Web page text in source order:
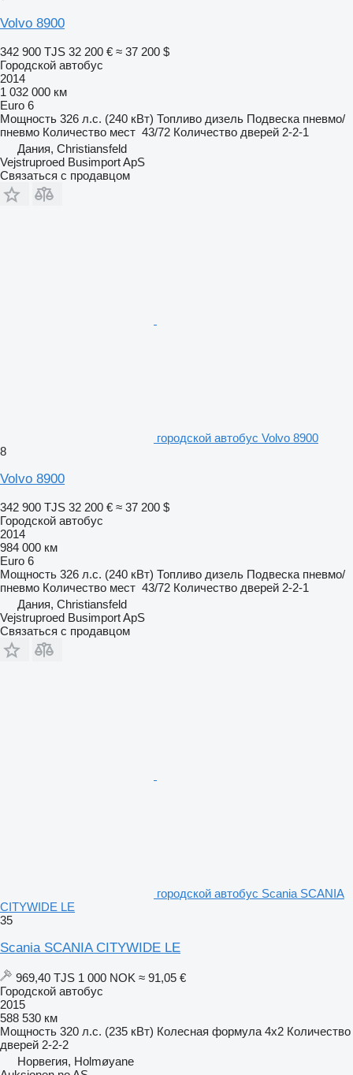
Volvo 8900
342 900 TJS 32 200 € ≈ 37 200 $
Городской автобус
2014
1 032 000 км
Euro 6
Мощность 326 л.с. (240 кВт) Топливо дизель Подвеска пневмо/
пневмо Количество мест 43/72 Количество дверей 2-2-1
Дания, Christiansfeld
Vejstruproed Busimport ApS
Связаться с продавцом
городской автобус Volvo 8900
8
Volvo 8900
342 900 TJS 32 200 € ≈ 37 200 $
Городской автобус
2014
984 000 км
Euro 6
Мощность 326 л.с. (240 кВт) Топливо дизель Подвеска пневмо/
пневмо Количество мест 43/72 Количество дверей 2-2-1
Дания, Christiansfeld
Vejstruproed Busimport ApS
Связаться с продавцом
городской автобус Scania SCANIA
CITYWIDE LE
35
Scania SCANIA CITYWIDE LE
969,40 TJS 1 000 NOK ≈ 91,05 €
Городской автобус
2015
588 530 км
Мощность 320 л.с. (235 кВт) Колесная формула 4x2 Количество
дверей 2-2-2
Норвегия, Holmøyane